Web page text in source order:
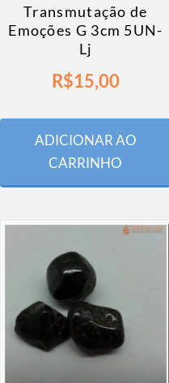
Transmutação de
Emoções G 3cm 5UN-
Lj
R$15,00
ADICIONAR AO
CARRINHO